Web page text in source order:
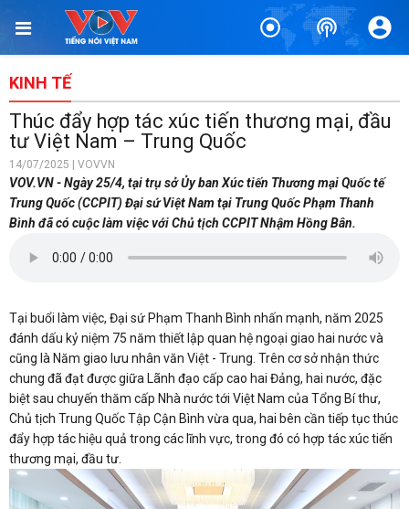
KINH TẾ
Thúc đẩy hợp tác xúc tiến thương mại, đầu
tư Việt Nam – Trung Quốc
14/07/2025 | VOVVN
VOV.VN - Ngày 25/4, tại trụ sở Ủy ban Xúc tiến Thương mại Quốc tế
Trung Quốc (CCPIT) Đại sứ Việt Nam tại Trung Quốc Phạm Thanh
Bình đã có cuộc làm việc với Chủ tịch CCPIT Nhậm Hồng Bân.
Tại buổi làm việc, Đại sứ Phạm Thanh Bình nhấn mạnh, năm 2025
đánh dấu kỷ niệm 75 năm thiết lập quan hệ ngoại giao hai nước và
cũng là Năm giao lưu nhân văn Việt - Trung. Trên cơ sở nhận thức
chung đã đạt được giữa Lãnh đạo cấp cao hai Đảng, hai nước, đặc
biệt sau chuyến thăm cấp Nhà nước tới Việt Nam của Tổng Bí thư,
Chủ tịch Trung Quốc Tập Cận Bình vừa qua, hai bên cần tiếp tục thúc
đẩy hợp tác hiệu quả trong các lĩnh vực, trong đó có hợp tác xúc tiến
thương mại, đầu tư.